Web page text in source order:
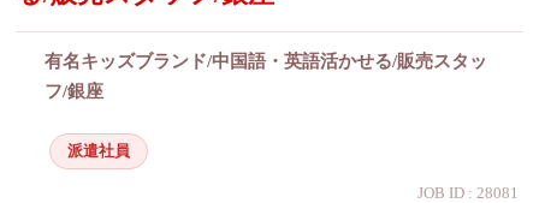
有名キッズブランド/中国語・英語活かせる/販売スタッ
フ/銀座
派遣社員
JOB ID : 28081